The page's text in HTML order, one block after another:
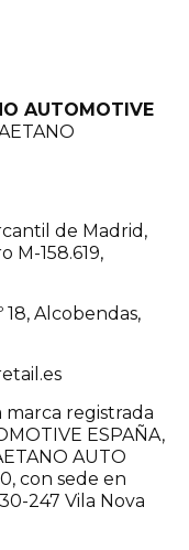
AUTOMOTIVE
de Madrid,
M-158.619,
18, Alcobendas,
marca registrada
ESPAÑA,
AUTO
con sede en
247 Vila Nova